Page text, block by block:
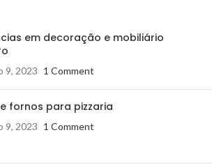
em decoração e mobiliário
9, 2023 1 Comment
fornos para pizzaria
9, 2023 1 Comment